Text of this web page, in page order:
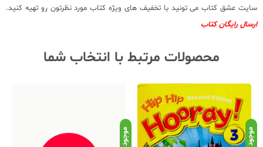
سایت عشق کتاب می تونید با تخفیف های ویژه کتاب مورد نظرتون رو تهیه کنید.
ارسال رایگان کتاب
محصولات مرتبط با انتخاب شما
موجود موجود